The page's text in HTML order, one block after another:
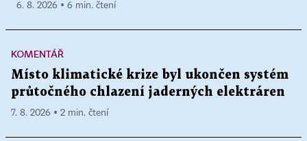
6. 8. 2026 ▪ 6 min. čtení
KOMENTÁŘ
Místo klimatické krize byl ukončen systém
průtočného chlazení jaderných elektráren
7. 8. 2026 ▪ 2 min. čtení